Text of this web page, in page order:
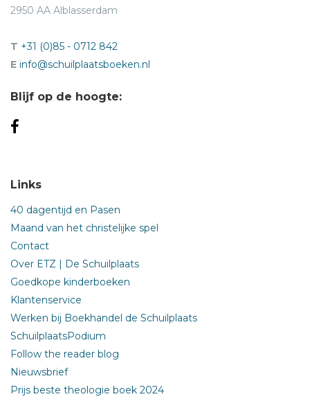
2950 AA Alblasserdam
T +31 (0)85 - 0712 842
E info@schuilplaatsboeken.nl
Blijf op de hoogte:
Links
40 dagentijd en Pasen
Maand van het christelijke spel
Contact
Over ETZ | De Schuilplaats
Goedkope kinderboeken
Klantenservice
Werken bij Boekhandel de Schuilplaats
SchuilplaatsPodium
Follow the reader blog
Nieuwsbrief
Prijs beste theologie boek 2024